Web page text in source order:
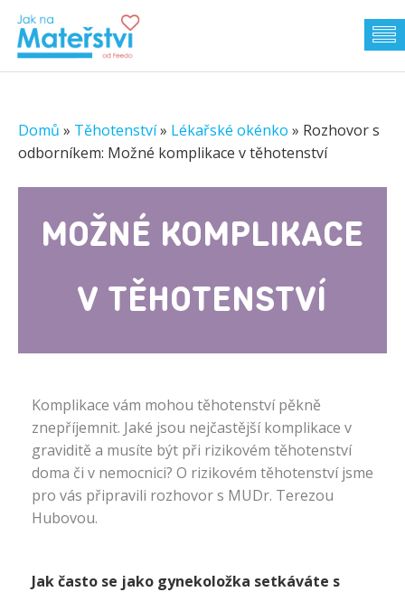
Domů » Těhotenství» Lékařské okénko » Rozhovor s
odborníkem: Možné komplikace v těhotenství
MOŽNÉ KOMPLIKACE
V TĚHOTENSTVÍ
Komplikace vám mohou těhotenstvípěkně
znepříjemnit. Jaké jsou nejčastější komplikace v
graviditě a musíte být při rizikovém těhotenství
doma či v nemocnici? O rizikovém těhotenství jsme
pro vás připravili rozhovor s MUDr. Terezou
Hubovou.
Jak často se jako gynekoložka setkáváte s